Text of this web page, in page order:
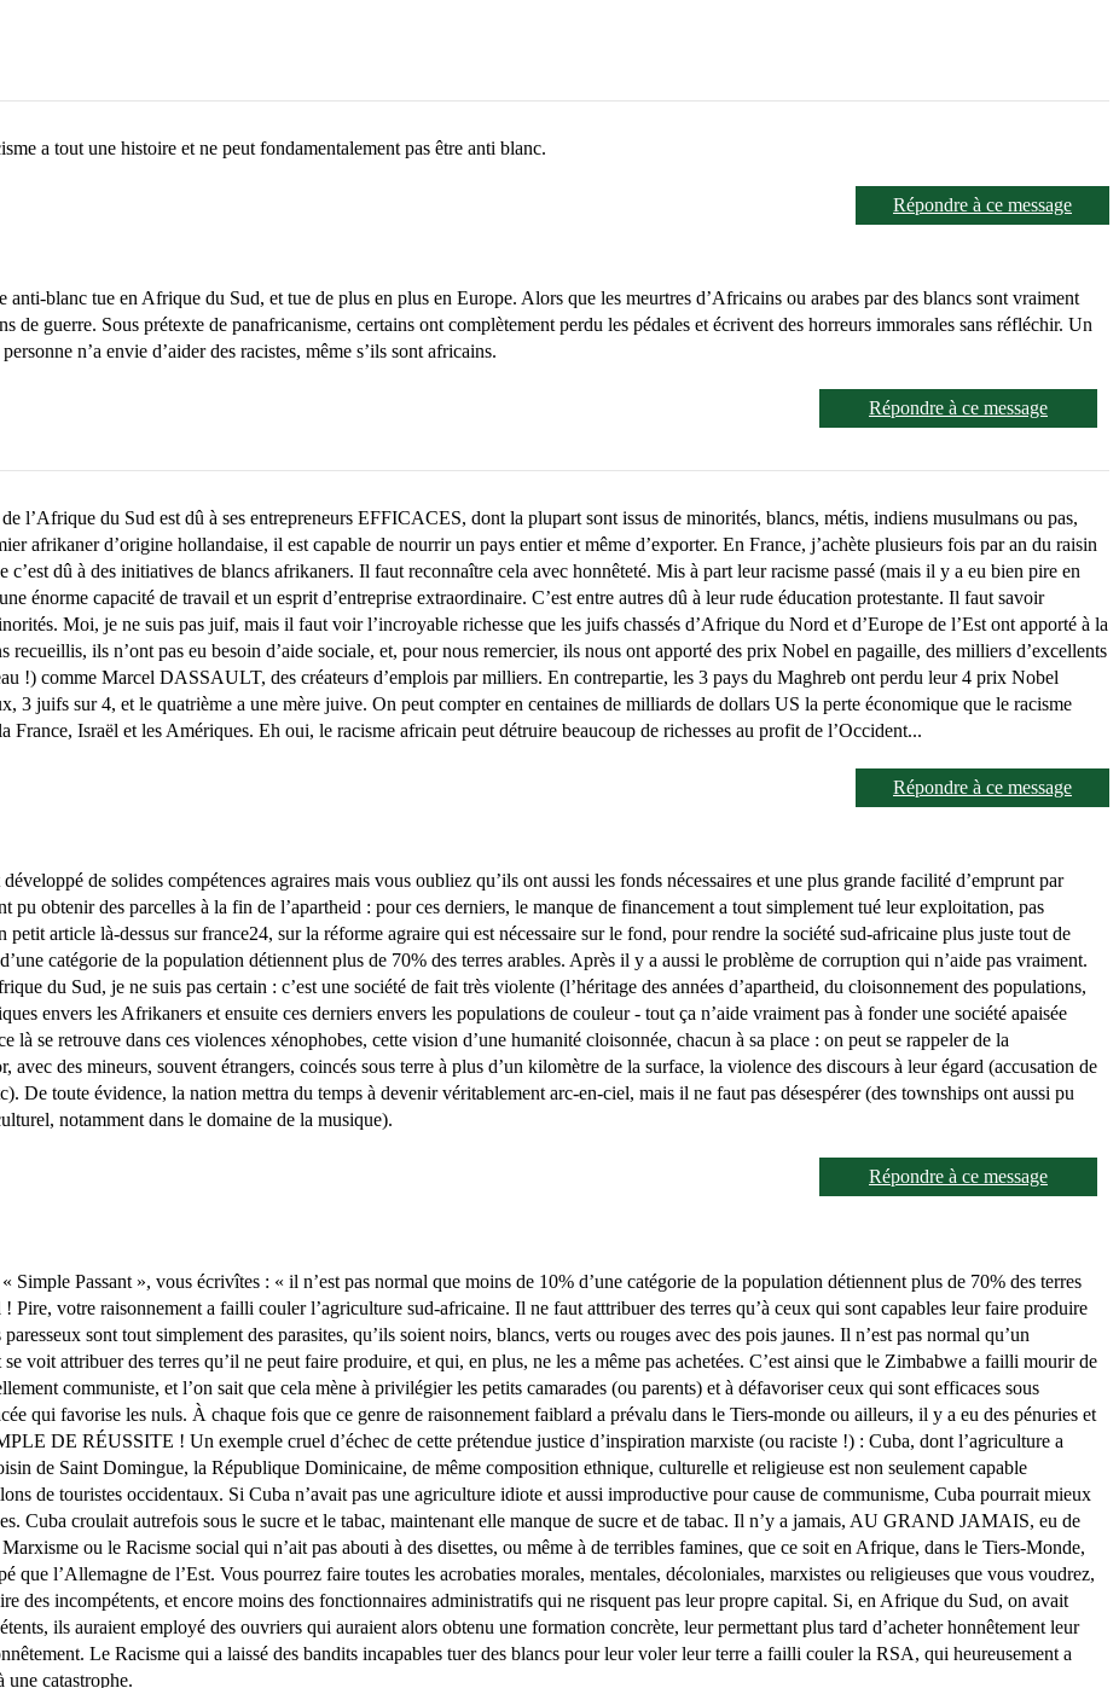
a tout une histoire et ne peut fondamentalement pas être anti blanc.
Répondre à ce message
anti-blanc tue en Afrique du Sud, et tue de plus en plus en Europe. Alors que les meurtres d’Africains ou arabes par des blancs sont vraiment
de guerre. Sous prétexte de panafricanisme, certains ont complètement perdu les pédales et écrivent des horreurs immorales sans réfléchir. Un
n’a envie d’aider des racistes, même s’ils sont africains.
Répondre à ce message
l’Afrique du Sud est dû à ses entrepreneurs EFFICACES, dont la plupart sont issus de minorités, blancs, métis, indiens musulmans ou pas,
afrikaner d’origine hollandaise, il est capable de nourrir un pays entier et même d’exporter. En France, j’achète plusieurs fois par an du raisin
dû à des initiatives de blancs afrikaners. Il faut reconnaître cela avec honnêteté. Mis à part leur racisme passé (mais il y a eu bien pire en
énorme capacité de travail et un esprit d’entreprise extraordinaire. C’est entre autres dû à leur rude éducation protestante. Il faut savoir
Moi, je ne suis pas juif, mais il faut voir l’incroyable richesse que les juifs chassés d’Afrique du Nord et d’Europe de l’Est ont apporté à la
ils n’ont pas eu besoin d’aide sociale, et, pour nous remercier, ils nous ont apporté des prix Nobel en pagaille, des milliers d’excellents
!) comme Marcel DASSAULT, des créateurs d’emplois par milliers. En contrepartie, les 3 pays du Maghreb ont perdu leur 4 prix Nobel
3 juifs sur 4, et le quatrième a une mère juive. On peut compter en centaines de milliards de dollars US la perte économique que le racisme
France, Israël et les Amériques. Eh oui, le racisme africain peut détruire beaucoup de richesses au profit de l’Occident...
Répondre à ce message
de solides compétences agraires mais vous oubliez qu’ils ont aussi les fonds nécessaires et une plus grande facilité d’emprunt par
pu obtenir des parcelles à la fin de l’apartheid : pour ces derniers, le manque de financement a tout simplement tué leur exploitation, pas
article là-dessus sur france24, sur la réforme agraire qui est nécessaire sur le fond, pour rendre la société sud-africaine plus juste tout de
catégorie de la population détiennent plus de 70% des terres arables. Après il y a aussi le problème de corruption qui n’aide pas vraiment.
du Sud, je ne suis pas certain : c’est une société de fait très violente (l’héritage des années d’apartheid, du cloisonnement des populations,
envers les Afrikaners et ensuite ces derniers envers les populations de couleur - tout ça n’aide vraiment pas à fonder une société apaisée
là se retrouve dans ces violences xénophobes, cette vision d’une humanité cloisonnée, chacun à sa place : on peut se rappeler de la
avec des mineurs, souvent étrangers, coincés sous terre à plus d’un kilomètre de la surface, la violence des discours à leur égard (accusation de
De toute évidence, la nation mettra du temps à devenir véritablement arc-en-ciel, mais il ne faut pas désespérer (des townships ont aussi pu
notamment dans le domaine de la musique).
Répondre à ce message
Simple Passant », vous écrivîtes : « il n’est pas normal que moins de 10% d’une catégorie de la population détiennent plus de 70% des terres
Pire, votre raisonnement a failli couler l’agriculture sud-africaine. Il ne faut atttribuer des terres qu’à ceux qui sont capables leur faire produire
sont tout simplement des parasites, qu’ils soient noirs, blancs, verts ou rouges avec des pois jaunes. Il n’est pas normal qu’un
voit attribuer des terres qu’il ne peut faire produire, et qui, en plus, ne les a même pas achetées. C’est ainsi que le Zimbabwe a failli mourir de
communiste, et l’on sait que cela mène à privilégier les petits camarades (ou parents) et à défavoriser ceux qui sont efficaces sous
qui favorise les nuls. À chaque fois que ce genre de raisonnement faiblard a prévalu dans le Tiers-monde ou ailleurs, il y a eu des pénuries et
DE RÉUSSITE ! Un exemple cruel d’échec de cette prétendue justice d’inspiration marxiste (ou raciste !) : Cuba, dont l’agriculture a
de Saint Domingue, la République Dominicaine, de même composition ethnique, culturelle et religieuse est non seulement capable
de touristes occidentaux. Si Cuba n’avait pas une agriculture idiote et aussi improductive pour cause de communisme, Cuba pourrait mieux
Cuba croulait autrefois sous le sucre et le tabac, maintenant elle manque de sucre et de tabac. Il n’y a jamais, AU GRAND JAMAIS, eu de
ou le Racisme social qui n’ait pas abouti à des disettes, ou même à de terribles famines, que ce soit en Afrique, dans le Tiers-Monde,
que l’Allemagne de l’Est. Vous pourrez faire toutes les acrobaties morales, mentales, décoloniales, marxistes ou religieuses que vous voudrez,
des incompétents, et encore moins des fonctionnaires administratifs qui ne risquent pas leur propre capital. Si, en Afrique du Sud, on avait
ils auraient employé des ouvriers qui auraient alors obtenu une formation concrète, leur permettant plus tard d’acheter honnêtement leur
Le Racisme qui a laissé des bandits incapables tuer des blancs pour leur voler leur terre a failli couler la RSA, qui heureusement a
une catastrophe.